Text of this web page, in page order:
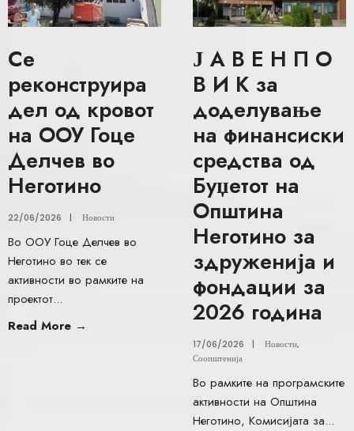
Се
реконструира
дел од кровот
на ООУ Гоце
Делчев во
Неготино
22/06/2026 | Новости
Во ООУ Гоце Делчев во
Неготино во тек се
активности во рамките на
проектот...
Read More →
Ј А В Е Н П О
В И К за
доделување
на финансиски
средства од
Буџетот на
Општина
Неготино за
здруженија и
фондации за
2026 година
17/06/2026 | Новости,
Соопштенија
Во рамките на програмските
активности на Општина
Неготино, Комисијата за...